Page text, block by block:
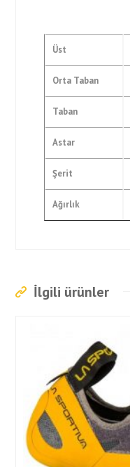
Üst
Orta Taban
Taban
Astar
Şerit
Ağırlık
İlgili ürünler